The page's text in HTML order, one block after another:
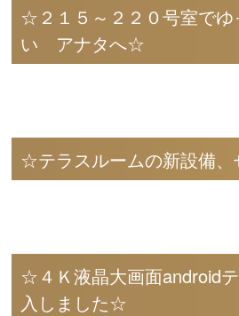
☆２１５～２２０号室でゆ
い アナタへ☆
☆テラスルームの新設備
☆４Ｋ液晶大画面android
入しました☆